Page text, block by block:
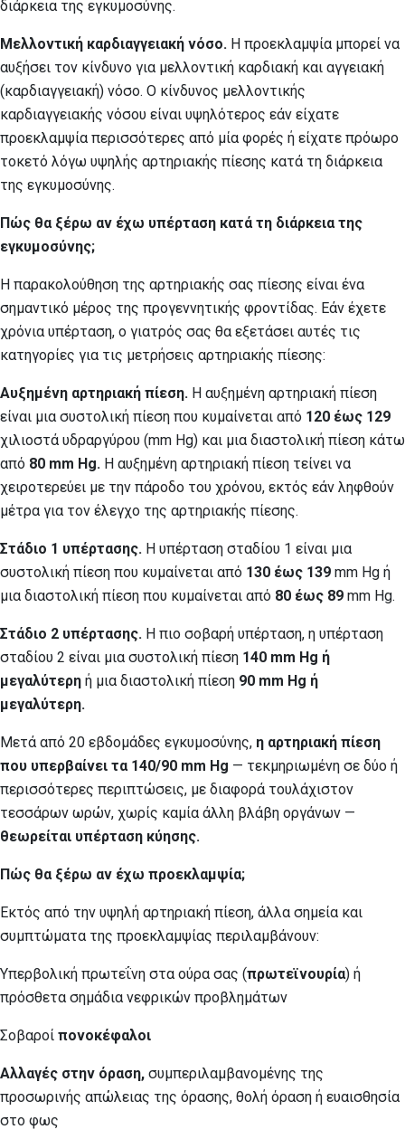
διάρκεια της εγκυμοσύνης.
Μελλοντική καρδιαγγειακή νόσο. Η προεκλαμψία μπορεί να
αυξήσει τον κίνδυνο για μελλοντική καρδιακή και αγγειακή
(καρδιαγγειακή) νόσο. Ο κίνδυνος μελλοντικής
καρδιαγγειακής νόσου είναι υψηλότερος εάν είχατε
προεκλαμψία περισσότερες από μία φορές ή είχατε πρόωρο
τοκετό λόγω υψηλής αρτηριακής πίεσης κατά τη διάρκεια
της εγκυμοσύνης.
Πώς θα ξέρω αν έχω υπέρταση κατά τη διάρκεια της
εγκυμοσύνης;
Η παρακολούθηση της αρτηριακής σας πίεσης είναι ένα
σημαντικό μέρος της προγεννητικής φροντίδας. Εάν έχετε
χρόνια υπέρταση, ο γιατρός σας θα εξετάσει αυτές τις
κατηγορίες για τις μετρήσεις αρτηριακής πίεσης:
Αυξημένη αρτηριακή πίεση. Η αυξημένη αρτηριακή πίεση
είναι μια συστολική πίεση που κυμαίνεται από 120 έως 129
χιλιοστά υδραργύρου (mm Hg) και μια διαστολική πίεση κάτω
από 80 mm Hg. Η αυξημένη αρτηριακή πίεση τείνει να
χειροτερεύει με την πάροδο του χρόνου, εκτός εάν ληφθούν
μέτρα για τον έλεγχο της αρτηριακής πίεσης.
Στάδιο 1 υπέρτασης. Η υπέρταση σταδίου 1 είναι μια
συστολική πίεση που κυμαίνεται από 130 έως 139 mm Hg ή
μια διαστολική πίεση που κυμαίνεται από 80 έως 89 mm Hg.
Στάδιο 2 υπέρτασης. Η πιο σοβαρή υπέρταση, η υπέρταση
σταδίου 2 είναι μια συστολική πίεση 140 mm Hg ή
μεγαλύτερη ή μια διαστολική πίεση 90 mm Hg ή
μεγαλύτερη.
Μετά από 20 εβδομάδες εγκυμοσύνης, η αρτηριακή πίεση
που υπερβαίνει τα 140/90 mm Hg — τεκμηριωμένη σε δύο ή
περισσότερες περιπτώσεις, με διαφορά τουλάχιστον
τεσσάρων ωρών, χωρίς καμία άλλη βλάβη οργάνων —
θεωρείται υπέρταση κύησης.
Πώς θα ξέρω αν έχω προεκλαμψία;
Εκτός από την υψηλή αρτηριακή πίεση, άλλα σημεία και
συμπτώματα της προεκλαμψίας περιλαμβάνουν:
Υπερβολική πρωτεΐνη στα ούρα σας (πρωτεϊνουρία) ή
πρόσθετα σημάδια νεφρικών προβλημάτων
Σοβαροί πονοκέφαλοι
Αλλαγές στην όραση, συμπεριλαμβανομένης της
προσωρινής απώλειας της όρασης, θολή όραση ή ευαισθησία
στο φως